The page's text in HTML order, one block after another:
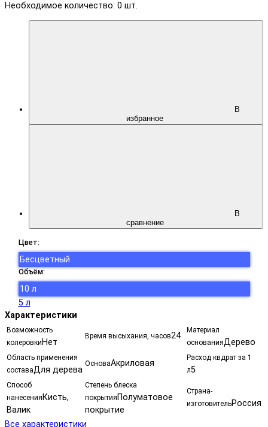
Необходимое количество: 0 шт.
В
избранное
В
сравнение
Цвет:
Бесцветный
Объём:
10 л
5 л
Характеристики
Возможность
колеровки Нет
Время высыхания, часов24
Материал
основанияДерево
Область применения
составаДля дерева
ОсноваАкриловая
Расход квдрат за 1
л5
Способ
нанесения Кисть,
Валик
Степень блеска
покрытия Полуматовое
покрытие
Страна-
изготовительРоссия
Все характеристики